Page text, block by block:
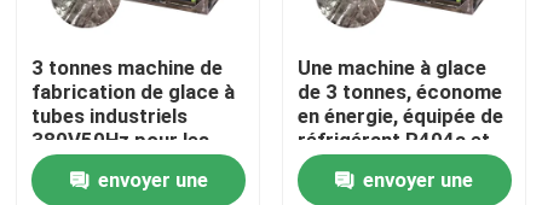
Contrôle de la qualité
Nous contacter
3 tonnes machine de
fabrication de glace à
tubes industriels
380V50Hz pour les
besoins des hôtels et
des restaurants
envoyer une
Une machine à glace
de 3 tonnes, économe
en énergie, équipée de
réfrigérant R404a et
de grande capacité
envoyer une